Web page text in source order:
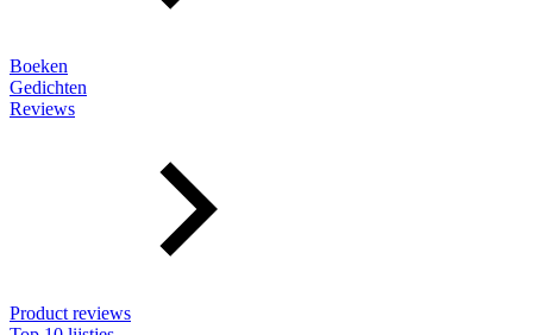
Boeken
Gedichten
Reviews
Product reviews